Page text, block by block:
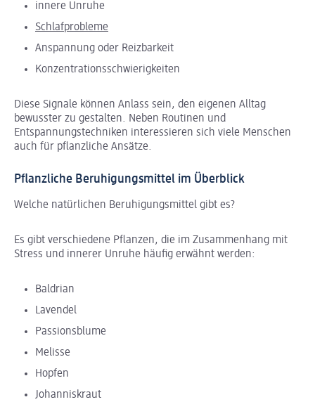
innere Unruhe
Schlafprobleme
Anspannung oder Reizbarkeit
Konzentrationsschwierigkeiten
Diese Signale können Anlass sein, den eigenen Alltag
bewusster zu gestalten. Neben Routinen und
Entspannungstechniken interessieren sich viele Menschen
auch für pflanzliche Ansätze.
Pflanzliche Beruhigungsmittel im Überblick
Welche natürlichen Beruhigungsmittel gibt es?
Es gibt verschiedene Pflanzen, die im Zusammenhang mit
Stress und innerer Unruhe häufig erwähnt werden:
Baldrian
Lavendel
Passionsblume
Melisse
Hopfen
Johanniskraut